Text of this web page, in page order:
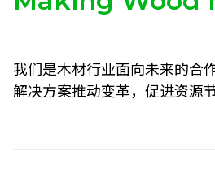
我们是木材行业面向未来的合
解决方案推动变革，促进资源